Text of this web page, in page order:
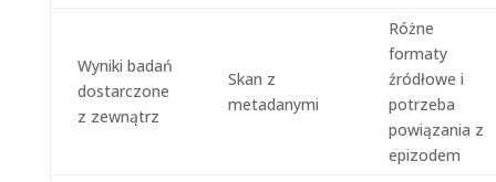
Wyniki badań
dostarczone
z zewnątrz
Skan z
metadanymi
Różne
formaty
źródłowe i
potrzeba
powiązania z
epizodem